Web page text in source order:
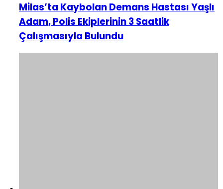
Milas’ta Kaybolan Demans Hastası Yaşlı
Adam, Polis Ekiplerinin 3 Saatlik
Çalışmasıyla Bulundu